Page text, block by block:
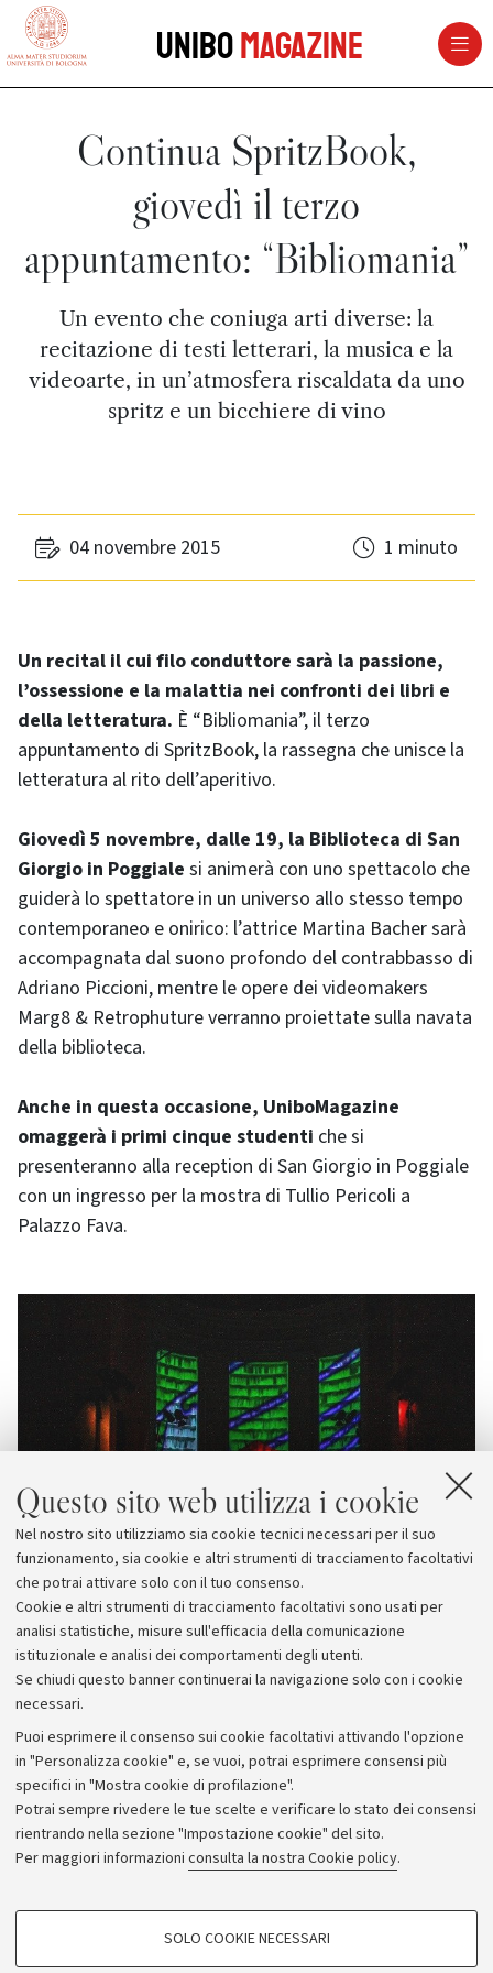
Questo sito web utilizza i cookie
Nel nostro sito utilizziamo sia cookie tecnici necessari per il suo
funzionamento, sia cookie e altri strumenti di tracciamento facoltativi
che potrai attivare solo con il tuo consenso.
Cookie e altri strumenti di tracciamento facoltativi sono usati per
analisi statistiche, misure sull'efficacia della comunicazione
istituzionale e analisi dei comportamenti degli utenti.
Se chiudi questo banner continuerai la navigazione solo con i cookie
necessari.
Puoi esprimere il consenso sui cookie facoltativi attivando l'opzione
in "Personalizza cookie" e, se vuoi, potrai esprimere consensi più
specifici in "Mostra cookie di profilazione".
Potrai sempre rivedere le tue scelte e verificare lo stato dei consensi
rientrando nella sezione "Impostazione cookie" del sito.
Per maggiori informazioni consulta la nostra Cookie policy.
COOKIE DI PROFILAZIONE - FACOLTATIVI
SOLO COOKIE NECESSARI
vai al contenuto della pagina
UniboMagazine
Continua SpritzBook,
giovedì il terzo
appuntamento: “Bibliomania”
Un evento che coniuga arti diverse: la
recitazione di testi letterari, la musica e la
videoarte, in un’atmosfera riscaldata da uno
spritz e un bicchiere di vino
04 novembre 2015 1 minuto
Un recital il cui filo conduttore sarà la passione,
l’ossessione e la malattia nei confronti dei libri e
della letteratura. È “Bibliomania”, il terzo
appuntamento di SpritzBook, la rassegna che unisce la
letteratura al rito dell’aperitivo.
Giovedì 5 novembre, dalle 19, la Biblioteca di San
Giorgio in Poggiale si animerà con uno spettacolo che
guiderà lo spettatore in un universo allo stesso tempo
contemporaneo e onirico: l’attrice Martina Bacher sarà
accompagnata dal suono profondo del contrabbasso di
Adriano Piccioni, mentre le opere dei videomakers
Marg8 & Retrophuture verranno proiettate sulla navata
della biblioteca.
Anche in questa occasione, UniboMagazine
omaggerà i primi cinque studenti che si
presenteranno alla reception di San Giorgio in Poggiale
con un ingresso per la mostra di Tullio Pericoli a
Palazzo Fava.
Archivio
Comunicati stampa
Redazione
Rassegna stampa